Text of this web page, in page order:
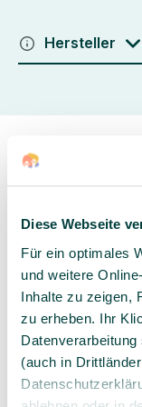
Diese Webseite
Für ein optimales
und weitere
Inhalte zu zeigen,
zu erheben. Ihr
(auch in
Hersteller
Geprüfte